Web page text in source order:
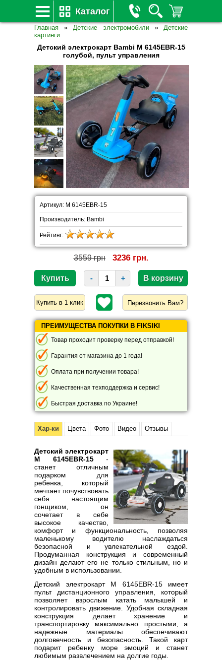
Каталог
Главная »Детские электромобили »Детские
картинги
Детский электрокарт Bambi M 6145EBR-15
голубой, пульт управления
Артикул: M 6145EBR-15
Производитель: Bambi
Рейтинг:
3559 грн 3236 грн.
- +
Перезвонить Вам?
ПРЕИМУЩЕСТВА ПОКУПКИ В FIKSIKI
Товар проходит проверку перед отправкой!
Гарантия от магазина до 1 года!
Оплата при получении товара!
Качественная техподдержка и сервис!
Быстрая доставка по Украине!
Хар-ки Цвета Фото Видео Отзывы
Детский электрокарт
M 6145EBR-15-
станет отличным
подарком для
ребенка, который
мечтает почувствовать
себя настоящим
гонщиком, он
сочетает в себе
высокое качество,
комфорт и функциональность, позволяя
маленькому водителю наслаждаться
безопасной и увлекательной ездой.
Продуманная конструкция и современный
дизайн делают его не только стильным, но и
удобным в использовании.
Детский электрокарт M 6145EBR-15 имеет
пульт дистанционного управления, который
позволяет взрослым катать малышей и
контролировать движение. Удобная складная
конструкция делает хранение и
транспортировку максимально простыми, а
надежные материалы обеспечивают
долговечность и безопасность. Такой карт
подарит ребенку море эмоций и станет
любимым развлечением на долгие годы.